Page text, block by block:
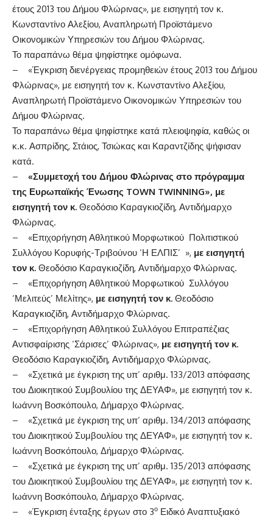
έτους 2013 του Δήμου Φλώρινας», με εισηγητή τον κ.
Κωνσταντίνο Αλεξίου, Αναπληρωτή Προϊστάμενο
Οικονομικών Υπηρεσιών του Δήμου Φλώρινας.
Το παραπάνω θέμα ψηφίστηκε ομόφωνα.
– «Έγκριση διενέργειας προμηθειών έτους 2013 του Δήμου
Φλώρινας», με εισηγητή τον κ. Κωνσταντίνο Αλεξίου,
Αναπληρωτή Προϊστάμενο Οικονομικών Υπηρεσιών του
Δήμου Φλώρινας.
Το παραπάνω θέμα ψηφίστηκε κατά πλειοψηφία, καθώς οι
κ.κ. Ασπρίδης, Στάιος, Τσιώκας και Καραντζίδης ψήφισαν
κατά.
– «Συμμετοχή του Δήμου Φλώρινας στο πρόγραμμα
της Ευρωπαϊκής Ένωσης TOWN TWINNING», με
εισηγητή τον κ. Θεοδόσιο Καραγκιοζίδη, Αντιδήμαρχο
Φλώρινας.
– «Επιχορήγηση Αθλητικού Μορφωτικού Πολιτιστικού
Συλλόγου Κορυφής-Τριβούνου ‘Η ΕΛΠΙΣ’ », με εισηγητή
τον κ. Θεοδόσιο Καραγκιοζίδη, Αντιδήμαρχο Φλώρινας.
– «Επιχορήγηση Αθλητικού Μορφωτικού Συλλόγου
‘Μελιτεύς’ Μελίτης», με εισηγητή τον κ. Θεοδόσιο
Καραγκιοζίδη, Αντιδήμαρχο Φλώρινας.
– «Επιχορήγηση Αθλητικού Συλλόγου Επιτραπέζιας
Αντισφαίρισης ‘Σάρισες’ Φλώρινας», με εισηγητή τον κ.
Θεοδόσιο Καραγκιοζίδη, Αντιδήμαρχο Φλώρινας.
– «Σχετικά με έγκριση της υπ’ αριθμ. 133/2013 απόφασης
του Διοικητικού Συμβουλίου της ΔΕΥΑΦ», με εισηγητή τον κ.
Ιωάννη Βοσκόπουλο, Δήμαρχο Φλώρινας.
– «Σχετικά με έγκριση της υπ’ αριθμ. 134/2013 απόφασης
του Διοικητικού Συμβουλίου της ΔΕΥΑΦ», με εισηγητή τον κ.
Ιωάννη Βοσκόπουλο, Δήμαρχο Φλώρινας.
– «Σχετικά με έγκριση της υπ’ αριθμ. 135/2013 απόφασης
του Διοικητικού Συμβουλίου της ΔΕΥΑΦ», με εισηγητή τον κ.
Ιωάννη Βοσκόπουλο, Δήμαρχο Φλώρινας.
– «Έγκριση ένταξης έργων στο 3ο Ειδικό Αναπτυξιακό